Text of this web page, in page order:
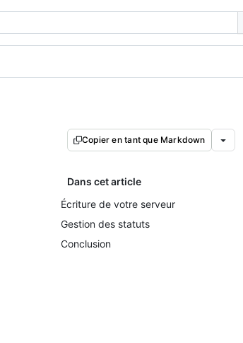
Copier en tant que Markdown
Dans cet article
Écriture de votre serveur
Gestion des statuts
Conclusion